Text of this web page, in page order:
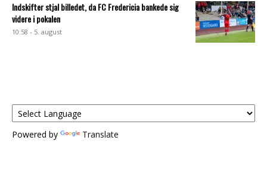
Indskifter stjal billedet, da FC Fredericia bankede sig
videre i pokalen
10:58 - 5. august
Powered by Translate